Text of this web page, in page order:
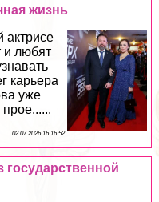
жизнь
и любят
карьера
уже
02 07 2026 16:16:52